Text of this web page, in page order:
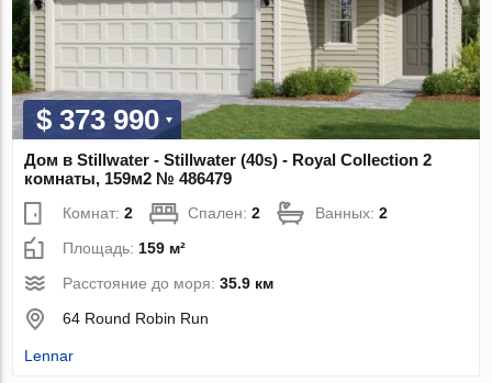
$ 373 990
Дом в Stillwater - Stillwater (40s) - Royal Collection 2
комнаты, 159м2 № 486479
Комнат:2 Спален:2 Ванных:2
Площадь:159 м²
Расстояние до моря:35.9 км
64 Round Robin Run
Lennar